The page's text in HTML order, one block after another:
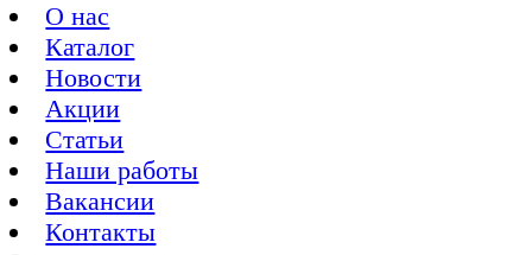
О нас
Каталог
Новости
Акции
Статьи
Наши работы
Вакансии
Контакты